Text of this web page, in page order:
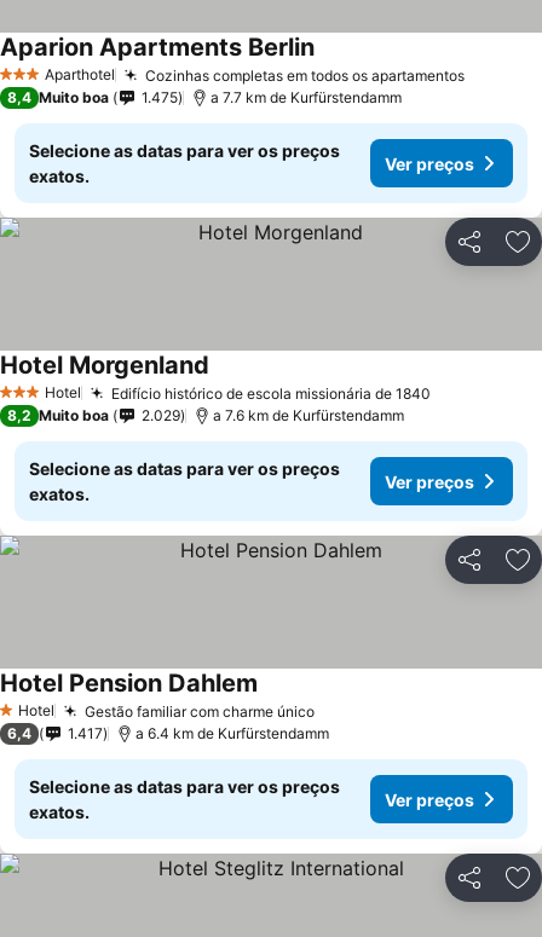
3 EstrelasAparthotel Cozinhas completas em todos os apartamentos
Aparion Apartments Berlin
8,4 Muito boa 1.475 a 7.7 km de Kurfürstendamm
Selecione as datas para ver os preços
exatos.
Ver preços
Partilhar
3 EstrelasHotel Edifício histórico de escola missionária de 1840
Hotel Morgenland
8,2 Muito boa 2.029 a 7.6 km de Kurfürstendamm
Selecione as datas para ver os preços
exatos.
Ver preços
Partilhar
1 Estrelas
Hotel Gestão familiar com charme único
Hotel Pension Dahlem
6,4 1.417 a 6.4 km de Kurfürstendamm
Selecione as datas para ver os preços
exatos.
Ver preços
Partilhar